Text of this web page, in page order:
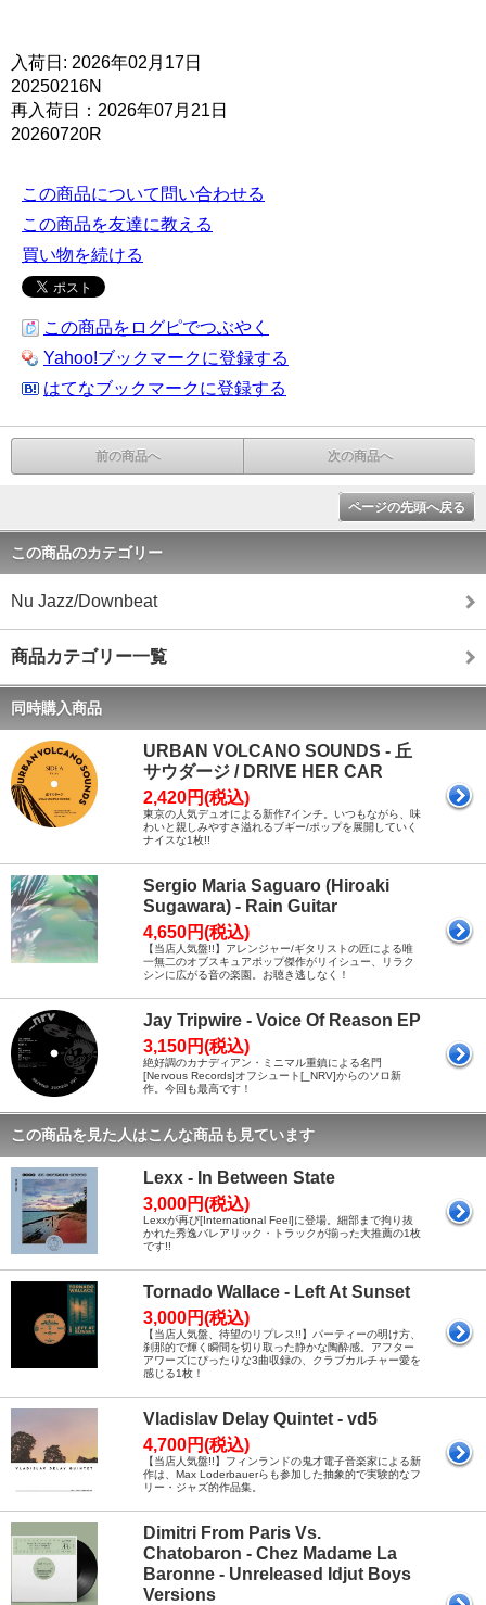
入荷日: 2026年02月17日
20250216N
再入荷日：2026年07月21日
20260720R
この商品について問い合わせる
この商品を友達に教える
買い物を続ける
この商品をログピでつぶやく
Yahoo!ブックマークに登録する
はてなブックマークに登録する
前の商品へ 次の商品へ
ページの先頭へ戻る
この商品のカテゴリー
Nu Jazz/Downbeat
商品カテゴリー一覧
同時購入商品
URBAN VOLCANO SOUNDS - 丘
サウダージ / DRIVE HER CAR
2,420円(税込)
東京の人気デュオによる新作7インチ。いつもながら、味
わいと親しみやすさ溢れるブギー/ポップを展開していく
ナイスな1枚!!
Sergio Maria Saguaro (Hiroaki
Sugawara) - Rain Guitar
4,650円(税込)
【当店人気盤!!】アレンジャー/ギタリストの匠による唯
一無二のオブスキュアポップ傑作がリイシュー、リラク
シンに広がる音の楽園。お聴き逃しなく！
Jay Tripwire - Voice Of Reason EP
3,150円(税込)
絶好調のカナディアン・ミニマル重鎮による名門
[Nervous Records]オフシュート[_NRV]からのソロ新
作。今回も最高です！
この商品を見た人はこんな商品も見ています
Lexx - In Between State
3,000円(税込)
Lexxが再び[International Feel]に登場。細部まで拘り抜
かれた秀逸バレアリック・トラックが揃った大推薦の1枚
です!!
Tornado Wallace - Left At Sunset
3,000円(税込)
【当店人気盤、待望のリプレス!!】パーティーの明け方、
刹那的で輝く瞬間を切り取った静かな陶酔感。アフター
アワーズにぴったりな3曲収録の、クラブカルチャー愛を
感じる1枚！
Vladislav Delay Quintet - vd5
4,700円(税込)
【当店人気盤!!】フィンランドの鬼才電子音楽家による新
作は、Max Loderbauerらも参加した抽象的で実験的なフ
リー・ジャズ的作品集。
Dimitri From Paris Vs.
Chatobaron - Chez Madame La
Baronne - Unreleased Idjut Boys
Versions